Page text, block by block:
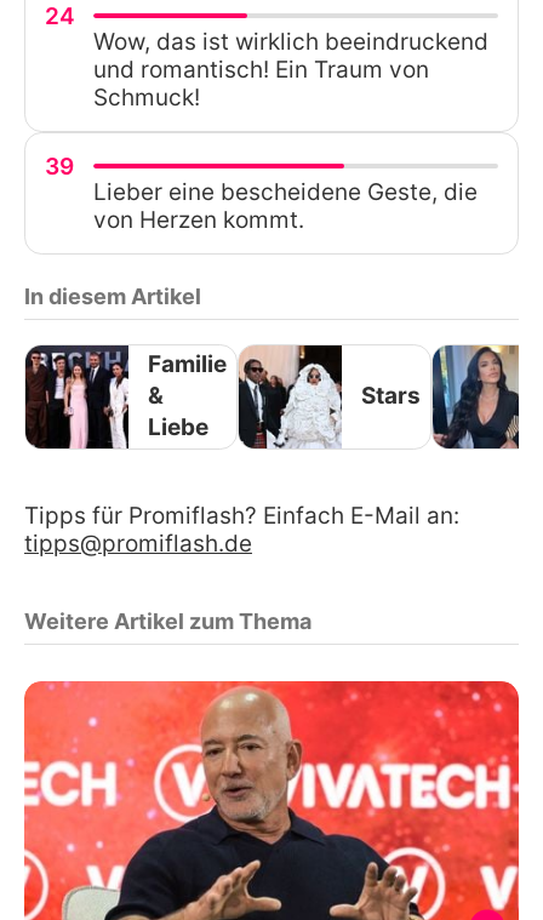
24
Wow, das ist wirklich beeindruckend
und romantisch! Ein Traum von
Schmuck!
39
Lieber eine bescheidene Geste, die
von Herzen kommt.
In diesem Artikel
Familie
&
Liebe
Stars
Tipps für Promiflash? Einfach E-Mail an:
tipps@promiflash.de
Weitere Artikel zum Thema